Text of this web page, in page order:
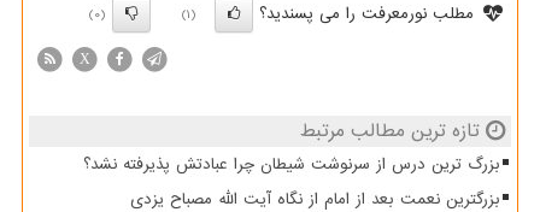
مطلب نورمعرفت را می پسندید؟
(1)
(0)
X
تازه ترین مطالب مرتبط
بزرگ ترین درس از سرنوشت شیطان چرا عبادتش پذیرفته نشد؟
بزرگترین نعمت بعد از امام از نگاه آیت الله مصباح یزدی